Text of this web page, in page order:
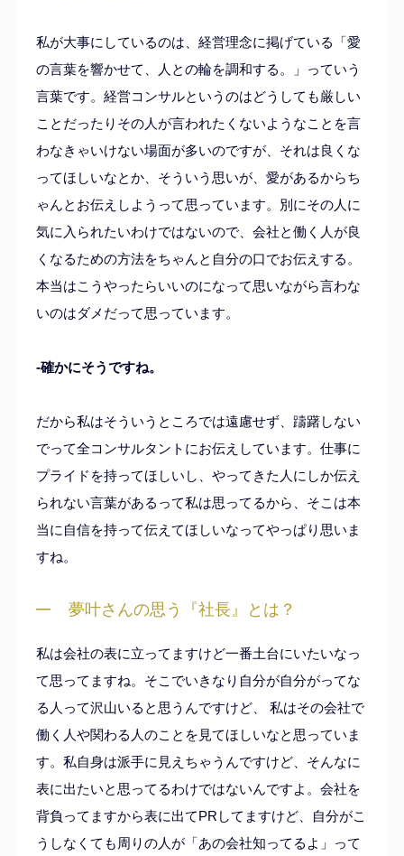
私が大事にしているのは、経営理念に掲げている「愛
の言葉を響かせて、人との輪を調和する。」っていう
言葉です。経営コンサルというのはどうしても厳しい
ことだったりその人が言われたくないようなことを言
わなきゃいけない場面が多いのですが、それは良くな
ってほしいなとか、そういう思いが、愛があるからち
ゃんとお伝えしようって思っています。別にその人に
気に入られたいわけではないので、会社と働く人が良
くなるための方法をちゃんと自分の口でお伝えする。
本当はこうやったらいいのになって思いながら言わな
いのはダメだって思っています。
-確かにそうですね。
だから私はそういうところでは遠慮せず、躊躇しない
でって全コンサルタントにお伝えしています。仕事に
プライドを持ってほしいし、やってきた人にしか伝え
られない言葉があるって私は思ってるから、そこは本
当に自信を持って伝えてほしいなってやっぱり思いま
すね。
夢叶さんの思う『社長』 とは？
私は会社の表に立ってますけど一番土台にいたいなっ
て思ってますね。そこでいきなり自分が自分がってな
る人って沢山いると思うんですけど、 私はその会社で
働く人や関わる人のことを見てほしいなと思っていま
す。私自身は派手に見えちゃうんですけど、そんなに
表に出たいと思ってるわけではないんですよ。会社を
背負ってますから表に出てPRしてますけど、自分がこ
うしなくても周りの人が「あの会社知ってるよ」って